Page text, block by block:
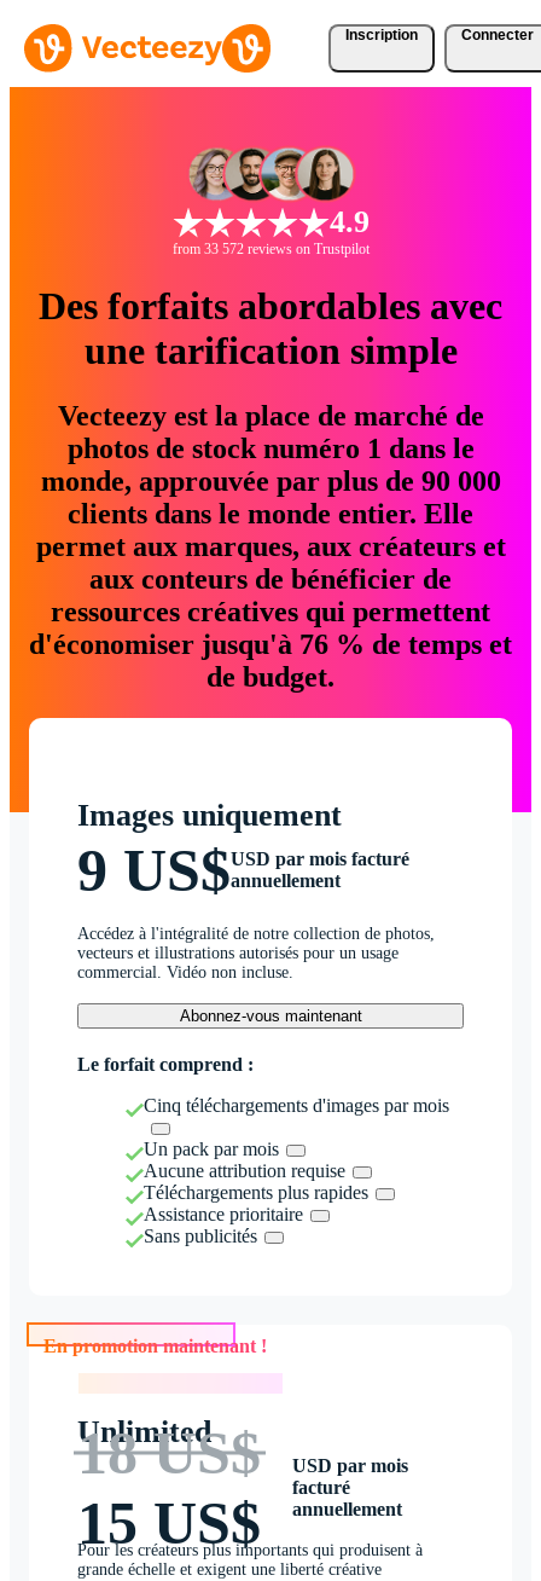
Inscription Connecter
4.9
from 33 572 reviews on Trustpilot
Des forfaits abordables avec
une tarification simple
Vecteezy est la place de marché de
photos de stock numéro 1 dans le
monde, approuvée par plus de 90 000
clients dans le monde entier. Elle
permet aux marques, aux créateurs et
aux conteurs de bénéficier de
ressources créatives qui permettent
d'économiser jusqu'à 76 % de temps et
de budget.
Images uniquement
9 US$USD par mois facturé
annuellement
Accédez à l'intégralité de notre collection de photos,
vecteurs et illustrations autorisés pour un usage
commercial. Vidéo non incluse.
Abonnez-vous maintenant
Le forfait comprend :
Cinq téléchargements d'images par mois
Un pack par mois
Aucune attribution requise
Téléchargements plus rapides
Assistance prioritaire
Sans publicités
En promotion maintenant !
Unlimited
18 US$
15 US$
USD par mois
facturé
annuellement
Pour les créateurs plus importants qui produisent à
grande échelle et exigent une liberté créative